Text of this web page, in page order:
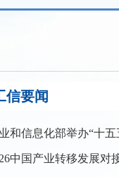
信要闻
和信息化部举办“十
中国产业转移发展对